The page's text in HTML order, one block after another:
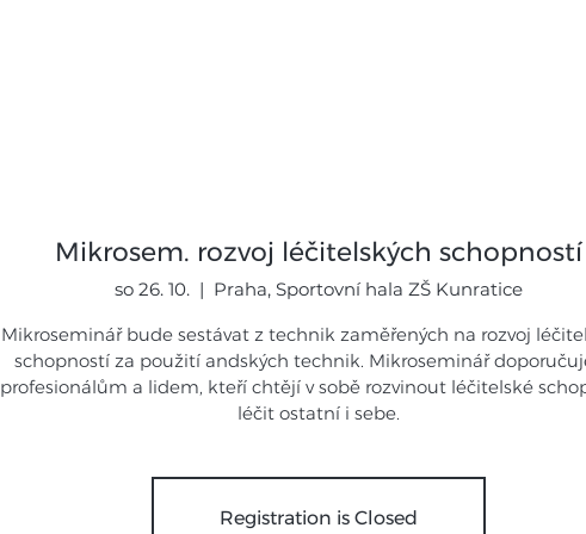
Mikrosem. rozvoj léčitelských schopností
so 26. 10.
  |
Praha, Sportovní hala ZŠ Kunratice
Mikroseminář bude sestávat z technik zaměřených na rozvoj
schopností za použití andských technik. Mikroseminář
profesionálům a lidem, kteří chtějí v sobě rozvinout léčitelské
léčit ostatní i sebe.
Registration is Closed